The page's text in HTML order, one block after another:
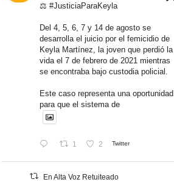
⚖️ #JusticiaParaKeyla
Del 4, 5, 6, 7 y 14 de agosto se
desarrolla el juicio por el femicidio de
Keyla Martínez, la joven que perdió la
vida el 7 de febrero de 2021 mientras
se encontraba bajo custodia policial.
Este caso representa una oportunidad
para que el sistema de
1 2 Twitter
En Alta Voz Retuiteado